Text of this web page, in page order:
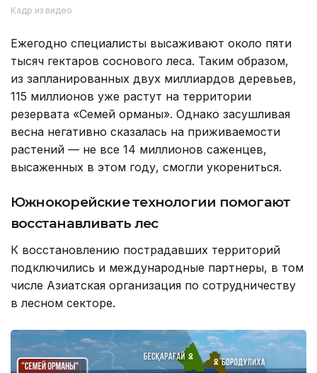
Кадр из видео
Ежегодно специалисты высаживают около пяти
тысяч гектаров соснового леса. Таким образом,
из запланированных двух миллиардов деревьев,
115 миллионов уже растут на территории
резервата «Семей орманы». Однако засушливая
весна негативно сказалась на приживаемости
растений — не все 14 миллионов саженцев,
высаженных в этом году, смогли укорениться.
Южнокорейские технологии помогают
восстанавливать лес
К восстановлению пострадавших территорий
подключились и международные партнеры, в том
числе Азиатская организация по сотрудничеству
в лесном секторе.